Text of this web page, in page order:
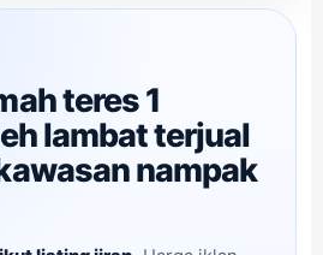
teres 1
lambat terjual
nampak